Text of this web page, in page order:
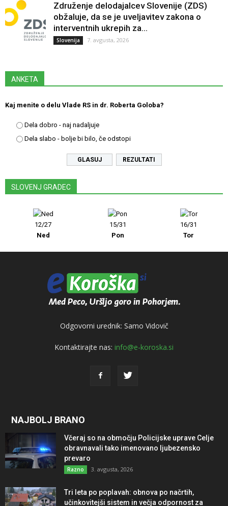
Združenje delodajalcev Slovenije (ZDS)
obžaluje, da se je uveljavitev zakona o
interventnih ukrepih za...
Slovenija 7. avgusta, 2026
ANKETA
Kaj menite o delu Vlade RS in dr. Roberta Goloba?
Dela dobro - naj nadaljuje
Dela slabo - bolje bi bilo, če odstopi
REZULTATI
SLOVENJ GRADEC
12/27
Ned
15/31
Pon
16/31
Tor
Odgovorni urednik: Samo Vidovič
Kontaktirajte nas: info@e-koroska.si
NAJBOLJ BRANO
Včeraj so na območju Policijske uprave Celje
obravnavali tako imenovano ljubezensko
prevaro
Razno 3. avgusta, 2026
Tri leta po poplavah: obnova po načrtih,
učinkovitejši sistem in večja odpornost za